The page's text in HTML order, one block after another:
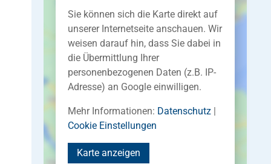
Sie können sich die Karte direkt auf
unserer Internetseite anschauen. Wir
weisen darauf hin, dass Sie dabei in
die Übermittlung Ihrer
personenbezogenen Daten (z.B. IP-
Adresse) an Google einwilligen.
Mehr Informationen: Datenschutz|
Cookie Einstellungen
Karte anzeigen